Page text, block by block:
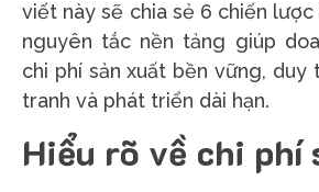
viết này sẽ chia sẻ 6 chiến
nguyên tắc nền tảng giúp
chi phí sản xuất bền vững, duy
tranh và phát triển dài hạn.
Hiểu rõ về chi phí